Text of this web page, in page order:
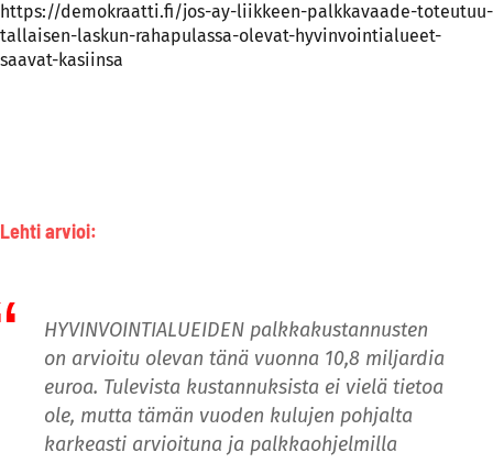
https://demokraatti.fi/jos-ay-liikkeen-palkkavaade-toteutuu-
tallaisen-laskun-rahapulassa-olevat-hyvinvointialueet-
saavat-kasiinsa
Lehti arvioi:
HYVINVOINTIALUEIDEN palkkakustannusten
on arvioitu olevan tänä vuonna 10,8 miljardia
euroa. Tulevista kustannuksista ei vielä tietoa
ole, mutta tämän vuoden kulujen pohjalta
karkeasti arvioituna ja palkkaohjelmilla